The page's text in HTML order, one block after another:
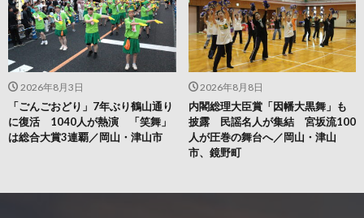
2026年8月8日
内閣総理大臣賞「因幡大黒舞」も
披露 民謡名人が集結 宮坂流100
人が圧巻の舞台へ／岡山・津山
市、鏡野町
2026年8月3日
「ごんごおどり」7年ぶり鶴山通り
に復活 1040人が熱演 「笑舞」
は総合大賞3連覇／岡山・津山市